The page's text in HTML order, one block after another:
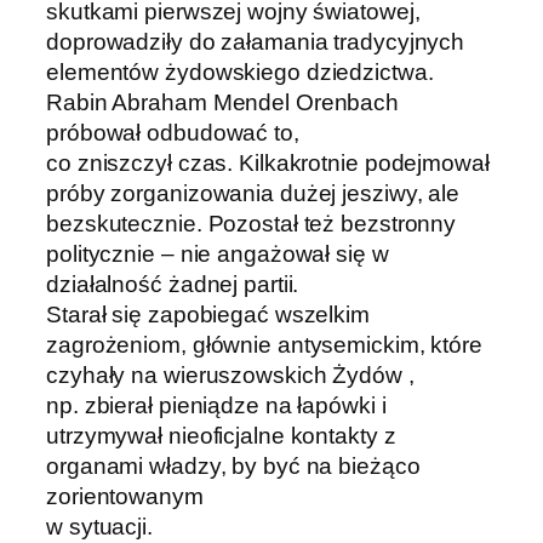
skutkami pierwszej wojny światowej,
doprowadziły do załamania tradycyjnych
elementów żydowskiego dziedzictwa.
Rabin Abraham Mendel Orenbach
próbował odbudować to,
co zniszczył czas. Kilkakrotnie podejmował
próby zorganizowania dużej jesziwy, ale
bezskutecznie. Pozostał też bezstronny
politycznie – nie angażował się w
działalność żadnej partii.
Starał się zapobiegać wszelkim
zagrożeniom, głównie antysemickim, które
czyhały na wieruszowskich Żydów ,
np. zbierał pieniądze na łapówki i
utrzymywał nieoficjalne kontakty z
organami władzy, by być na bieżąco
zorientowanym
w sytuacji.